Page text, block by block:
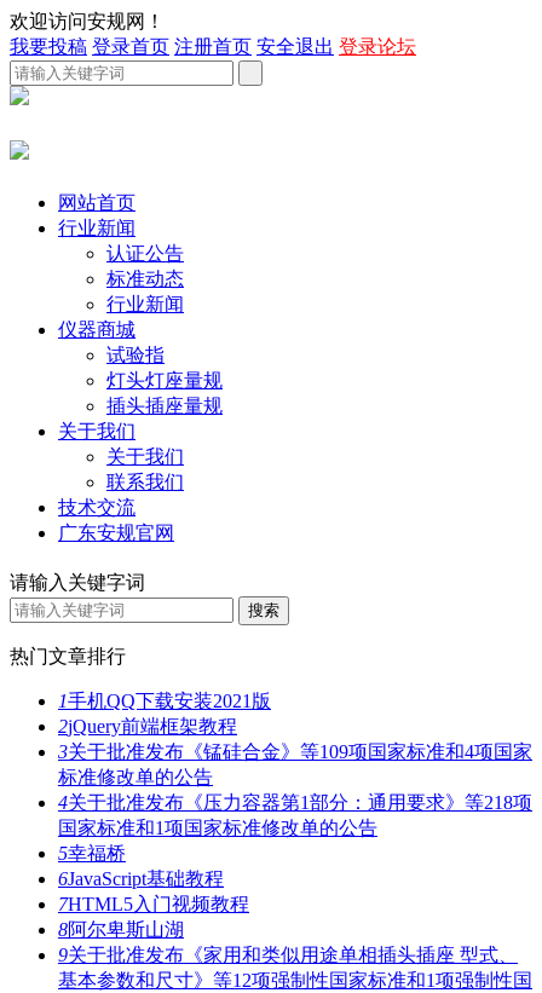
欢迎访问安规网！
我要投稿 登录首页 注册首页 安全退出 登录论坛
网站首页
行业新闻
认证公告
标准动态
行业新闻
仪器商城
试验指
灯头灯座量规
插头插座量规
关于我们
关于我们
联系我们
技术交流
广东安规官网
请输入关键字词
热门文章排行
1手机QQ下载安装2021版
2jQuery前端框架教程
3关于批准发布《锰硅合金》等109项国家标准和4项国家
标准修改单的公告
4关于批准发布《压力容器第1部分：通用要求》等218项
国家标准和1项国家标准修改单的公告
5幸福桥
6JavaScript基础教程
7HTML5入门视频教程
8阿尔卑斯山湖
9关于批准发布《家用和类似用途单相插头插座 型式、
基本参数和尺寸》等12项强制性国家标准和1项强制性国